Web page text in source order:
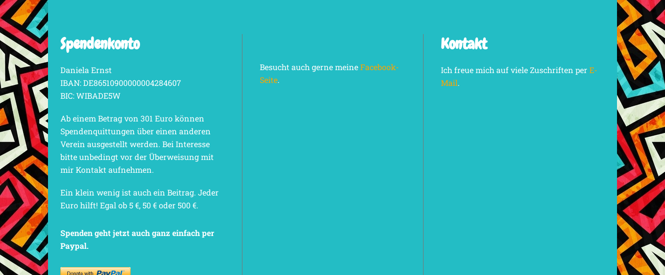
Spendenkonto
Daniela Ernst
IBAN: DE86510900000004284607
BIC: WIBADE5W
Ab einem Betrag von 301 Euro können
Spendenquittungen über einen anderen
Verein ausgestellt werden. Bei Interesse
bitte unbedingt vor der Überweisung mit
mir Kontakt aufnehmen.
Ein klein wenig ist auch ein Beitrag. Jeder
Euro hilft! Egal ob 5 €, 50 € oder 500 €.
Spenden geht jetzt auch ganz einfach per
Paypal.
Besucht auch gerne meineFacebook-
Seite.
Kontakt
Ich freue mich auf viele Zuschriften perE-
Mail.